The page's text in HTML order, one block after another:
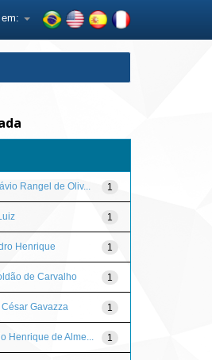
1
Rangel de Oliv...
1
1
Henrique
1
de Carvalho
1
Gavazza
1
Henrique de Alme...